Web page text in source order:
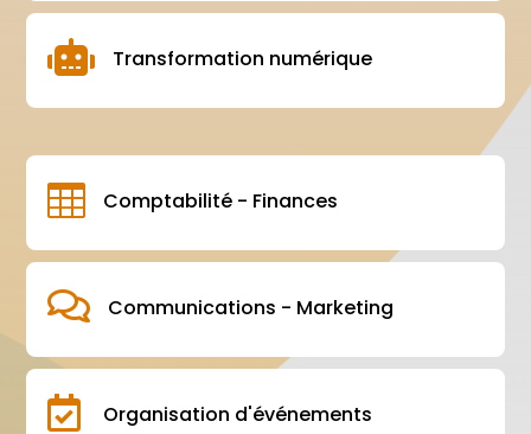
 Transformation numérique
 Comptabilité - Finances
 Communications - Marketing
 Organisation d'événements